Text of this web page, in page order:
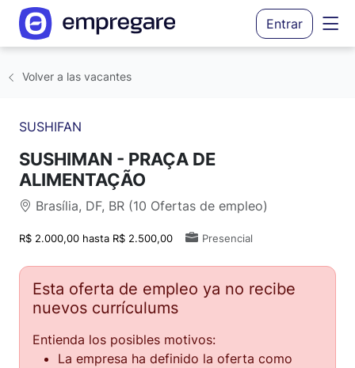
Entrar
Volver a las vacantes
SUSHIFAN
SUSHIMAN - PRAÇA DE
ALIMENTAÇÃO
Brasília, DF, BR (10 Ofertas de empleo)
R$ 2.000,00 hasta R$ 2.500,00 Presencial
Esta oferta de empleo ya no recibe
nuevos currículums
Entienda los posibles motivos:
La empresa ha definido la oferta como